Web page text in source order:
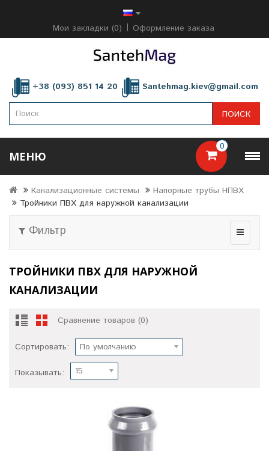
Мои закладки (0) Оформление заказа
+38 (093) 851 14 20 Santehmag.kiev@gmail.com
0
ПОИСК
МЕНЮ
Канализационные системы
Напорные трубы НПВХ
Тройники ПВХ для наружной канализации
Фильтр
ТРОЙНИКИ ПВХ ДЛЯ НАРУЖНОЙ
КАНАЛИЗАЦИИ
Сравнение товаров (0)
Сортировать: По умолчанию
Показывать: 15